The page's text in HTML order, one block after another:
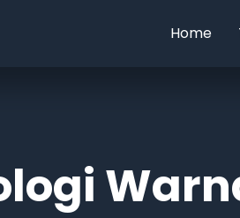
Home